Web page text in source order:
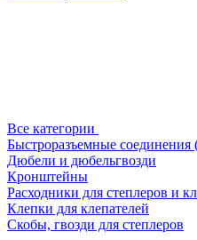
Все категории
Быстроразъемные соединения
Дюбели и дюбельгвозди
Кронштейны
Расходники для степлеров и
Клепки для клепателей
Скобы, гвозди для степлеров